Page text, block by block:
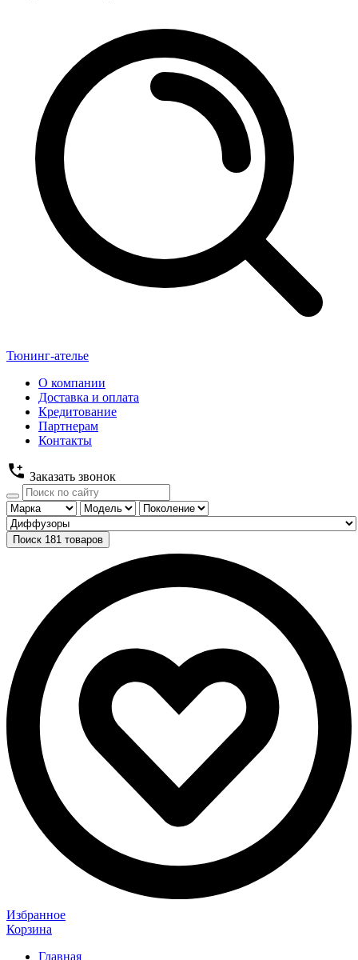
Тюнинг-ателье
О компании
Доставка и оплата
Кредитование
Партнерам
Контакты
Заказать звонок
Поиск 181 товаров
Избранное
Корзина
Главная